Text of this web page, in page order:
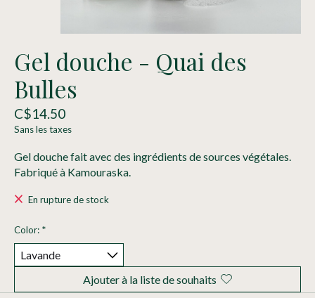
Gel douche - Quai des
Bulles
C$14.50
Sans les taxes
Gel douche fait avec des ingrédients de sources végétales.
Fabriqué à Kamouraska.
En rupture de stock
Color: *
Ajouter à la liste de souhaits